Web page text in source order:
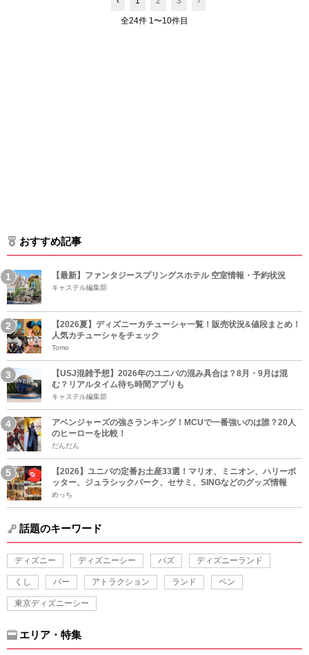
全24件 1〜10件目
おすすめ記事
【最新】ファンタジースプリングスホテル 空室情報・予約状況
キャステル編集部
【2026夏】ディズニーカチューシャ一覧！販売状況&値段まとめ！
人気カチューシャをチェック
Tomo
【USJ混雑予想】2026年のユニバの混み具合は？8月・9月は混
む？リアルタイム待ち時間アプリも
キャステル編集部
アベンジャーズの強さランキング！MCUで一番強いのは誰？20人
のヒーローを比較！
だんだん
【2026】ユニバの定番お土産33選！マリオ、ミニオン、ハリーポ
ッター、ジュラシックパーク、セサミ、SINGなどのグッズ情報
めっち
話題のキーワード
ディズニー ディズニーシー バズ ディズニーランド
くし バー アトラクション ランド ペン
東京ディズニーシー
エリア・特集